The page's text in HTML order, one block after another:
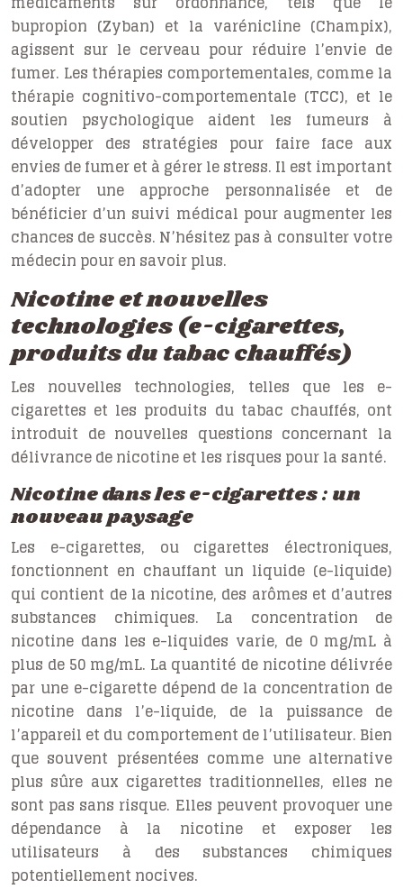
bupropion (Zyban) et la varénicline (Champix),
agissent sur le cerveau pour réduire l’envie de
fumer. Les thérapies comportementales, comme la
thérapie cognitivo-comportementale (TCC), et le
soutien psychologique aident les fumeurs à
développer des stratégies pour faire face aux
envies de fumer et à gérer le stress. Il est important
d’adopter une approche personnalisée et de
bénéficier d’un suivi médical pour augmenter les
chances de succès. N’hésitez pas à consulter votre
médecin pour en savoir plus.
Nicotine et nouvelles
technologies (e-cigarettes,
produits du tabac chauffés)
Les nouvelles technologies, telles que les e-
cigarettes et les produits du tabac chauffés, ont
introduit de nouvelles questions concernant la
délivrance de nicotine et les risques pour la santé.
Nicotine dans les e-cigarettes : un
nouveau paysage
Les e-cigarettes, ou cigarettes électroniques,
fonctionnent en chauffant un liquide (e-liquide)
qui contient de la nicotine, des arômes et d’autres
substances chimiques. La concentration de
nicotine dans les e-liquides varie, de 0 mg/mL à
plus de 50 mg/mL. La quantité de nicotine délivrée
par une e-cigarette dépend de la concentration de
nicotine dans l’e-liquide, de la puissance de
l’appareil et du comportement de l’utilisateur. Bien
que souvent présentées comme une alternative
plus sûre aux cigarettes traditionnelles, elles ne
sont pas sans risque. Elles peuvent provoquer une
dépendance à la nicotine et exposer les
utilisateurs à des substances chimiques
potentiellement nocives.